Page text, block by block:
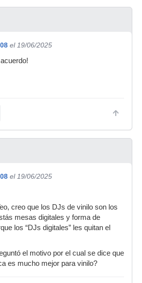
el 19/06/2025
el 19/06/2025
creo que los DJs de vinilo son los
mesas digitales y forma de
los “DJs digitales” les quitan el
el motivo por el cual se dice que
es mucho mejor para vinilo?